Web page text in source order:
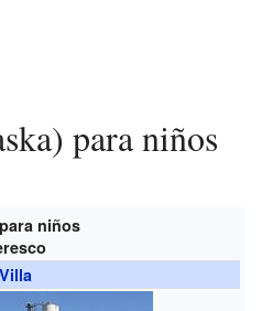
para niños
niños
Villa